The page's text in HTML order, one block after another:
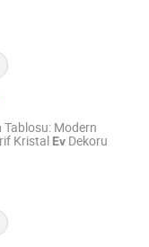
Tablosu: Modern
Kristal Ev Dekoru